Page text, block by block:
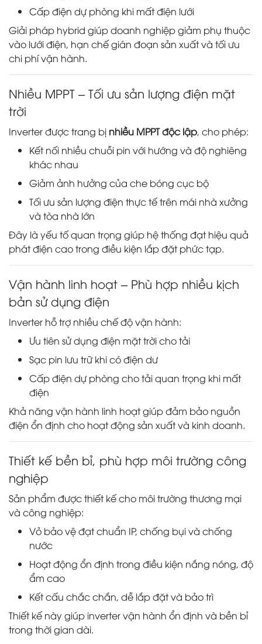
Cấp điện dự phòng khi mất điện lưới
Giải pháp hybrid giúp doanh nghiệp giảm phụ thuộc
vào lưới điện, hạn chế gián đoạn sản xuất và tối ưu
chi phí vận hành.
Nhiều MPPT – Tối ưu sản lượng điện mặt
trời
Inverter được trang bị nhiều MPPT độc lập, cho phép:
Kết nối nhiều chuỗi pin với hướng và độ nghiêng
khác nhau
Giảm ảnh hưởng của che bóng cục bộ
Tối ưu sản lượng điện thực tế trên mái nhà xưởng
và tòa nhà lớn
Đây là yếu tố quan trọng giúp hệ thống đạt hiệu quả
phát điện cao trong điều kiện lắp đặt phức tạp.
Vận hành linh hoạt – Phù hợp nhiều kịch
bản sử dụng điện
Inverter hỗ trợ nhiều chế độ vận hành:
Ưu tiên sử dụng điện mặt trời cho tải
Sạc pin lưu trữ khi có điện dư
Cấp điện dự phòng cho tải quan trọng khi mất
điện
Khả năng vận hành linh hoạt giúp đảm bảo nguồn
điện ổn định cho hoạt động sản xuất và kinh doanh.
Thiết kế bền bỉ, phù hợp môi trường công
nghiệp
Sản phẩm được thiết kế cho môi trường thương mại
và công nghiệp:
Vỏ bảo vệ đạt chuẩn IP, chống bụi và chống
nước
Hoạt động ổn định trong điều kiện nắng nóng, độ
ẩm cao
Kết cấu chắc chắn, dễ lắp đặt và bảo trì
Thiết kế này giúp inverter vận hành ổn định và bền bỉ
trong thời gian dài.